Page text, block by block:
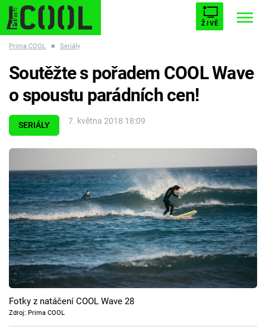
ŽIVĚ
ESCAPE PLNEJ KOTEL AVENGERS 5
Filmy
Seriály
Hry
Cool Esport
Pořady
Prima COOL ■ Seriály
SERIÁLY 7. května 2018 18:09
Soutěžte s pořadem COOL Wave
o spoustu parádních cen!
Fotky z natáčení COOL Wave 28
Zdroj: Prima COOL